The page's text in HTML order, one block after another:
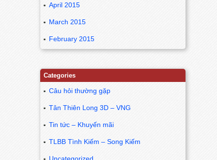
April 2015
March 2015
February 2015
Categories
Câu hỏi thường gặp
Tân Thiên Long 3D – VNG
Tin tức – Khuyến mãi
TLBB Tình Kiếm – Song Kiếm
Uncategorized